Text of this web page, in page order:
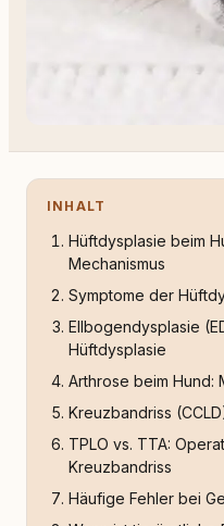
INHALT
Hüftdysplasie beim
Mechanismus
Symptome der
Ellbogendysplasie
Hüftdysplasie
Arthrose beim Hund:
Kreuzbandriss
TPLO vs. TTA:
Kreuzbandriss
Häufige Fehler bei